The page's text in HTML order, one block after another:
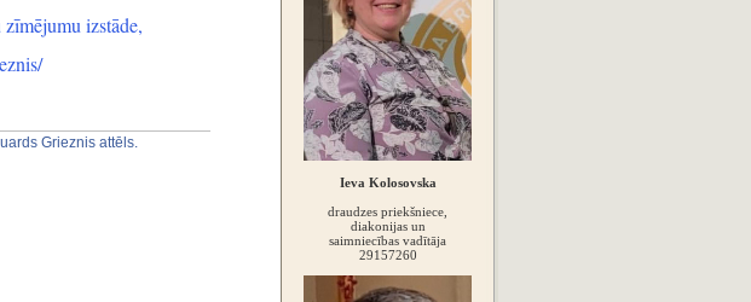
izstāde,
Ieva Kolosovska
draudzes priekšniece,
diakonijas un
saimniecības vadītāja
29157260